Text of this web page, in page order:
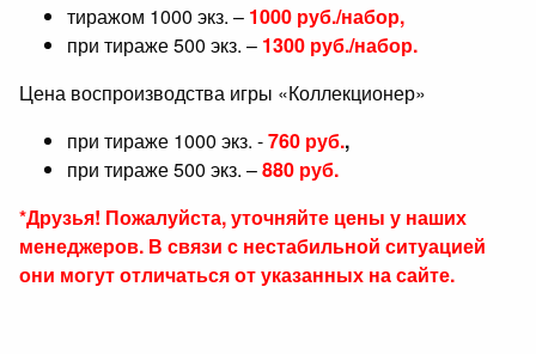
тиражом 1000 экз. – 1000 руб./набор,
при тираже 500 экз. – 1300 руб./набор.
Цена воспроизводства игры «Коллекционер»
при тираже 1000 экз. -760 руб.,
при тираже 500 экз. –880 руб.
*Друзья! Пожалуйста, уточняйте цены у наших
менеджеров. В связи с нестабильной ситуацией
они могут отличаться от указанных на сайте.